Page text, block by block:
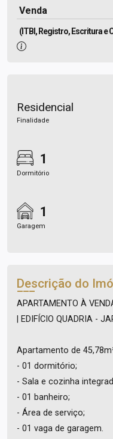
Venda
(ITBI, Registro, Escritura e
Residencial
Finalidade
1
Dormitório
1
Garagem
Descrição do
APARTAMENTO À
| EDIFÍCIO QUADRIA -
Apartamento de
- 01 dormitório;
- Sala e cozinha
- 01 banheiro;
- Área de serviço;
- 01 vaga de garagem.